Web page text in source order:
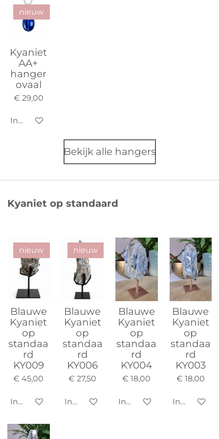
nieuw
Kyaniet
AA+
hanger
ovaal
€ 29,00
In winkelwagen
Bekijk alle hangers
Kyaniet op standaard
nieuw
Blauwe
Kyaniet
op
standaa
rd
KY009
€ 45,00
In winkelwagen
nieuw
Blauwe
Kyaniet
op
standaa
rd
KY006
€ 27,50
In winkelwagen
Blauwe
Kyaniet
op
standaa
rd
KY004
€ 18,00
In winkelwagen
Blauwe
Kyaniet
op
standaa
rd
KY003
€ 18,00
In